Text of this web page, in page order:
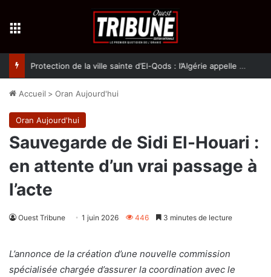
Protection de la ville sainte d’El-Qods : l’Algérie appelle à une action collective
Accueil > Oran Aujourd'hui
Oran Aujourd'hui
Sauvegarde de Sidi El-Houari :
en attente d’un vrai passage à
l’acte
Ouest Tribune 1 juin 2026 446 3 minutes de lecture
L’annonce de la création d’une nouvelle commission
spécialisée chargée d’assurer la coordination avec le